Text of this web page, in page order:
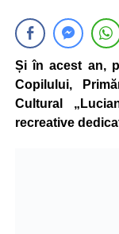
Și în acest an,
Copilului,
Cultural
recreative